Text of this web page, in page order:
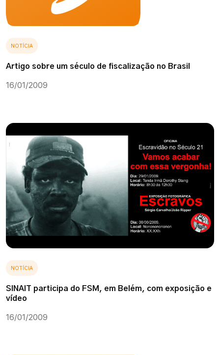
NOTÍCIA
Artigo sobre um século de fiscalização no Brasil
16/01/2009
NOTÍCIA
SINAIT participa do FSM, em Belém, com exposição e
vídeo
16/01/2009